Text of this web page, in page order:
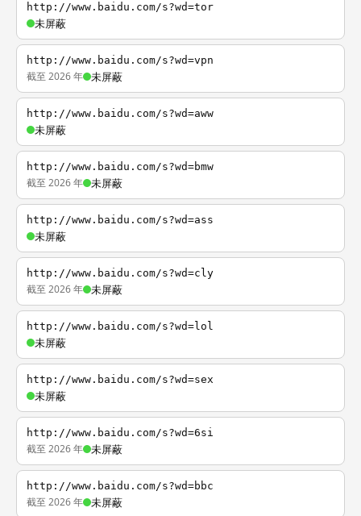
http://www.baidu.com/s?wd=tor
未屏蔽
http://www.baidu.com/s?wd=vpn
截至 2026 年 未屏蔽
http://www.baidu.com/s?wd=aww
未屏蔽
http://www.baidu.com/s?wd=bmw
截至 2026 年 未屏蔽
http://www.baidu.com/s?wd=ass
未屏蔽
http://www.baidu.com/s?wd=cly
截至 2026 年 未屏蔽
http://www.baidu.com/s?wd=lol
未屏蔽
http://www.baidu.com/s?wd=sex
未屏蔽
http://www.baidu.com/s?wd=6si
截至 2026 年 未屏蔽
http://www.baidu.com/s?wd=bbc
截至 2026 年 未屏蔽